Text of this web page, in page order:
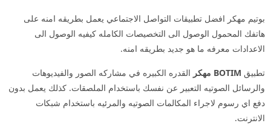
بوتيم مهكر افضل تطبيقات التواصل الاجتماعي يعمل بطريقه امنه على
هاتفك المحمول الوصول الى التخصيصات الكامله كيفيه الوصول الى
الاعدادات معرفه ما هو جديد بطريقه امنه.
تطبيق BOTIM مهكر
القدره الكبيره في مشاركه الصور والفيديوهات
والرسائل الصوتيه التعبير عن نفسك باستخدام الملصقات. كذلك يعمل بدون
دفع اي رسوم لاجراء المكالمات الصوتيه والمرئيه باستخدام شبكات
الانترنت.